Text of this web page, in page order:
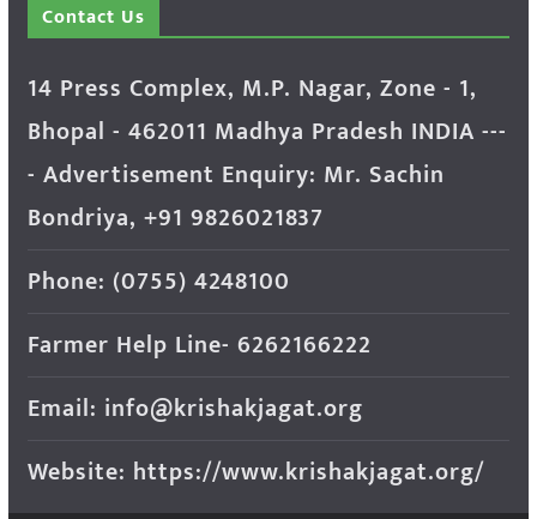
Contact Us
14 Press Complex, M.P. Nagar, Zone - 1,
Bhopal - 462011 Madhya Pradesh INDIA ---
- Advertisement Enquiry: Mr. Sachin
Bondriya, +91 9826021837
Phone: (0755) 4248100
Farmer Help Line- 6262166222
Email: info@krishakjagat.org
Website: https://www.krishakjagat.org/